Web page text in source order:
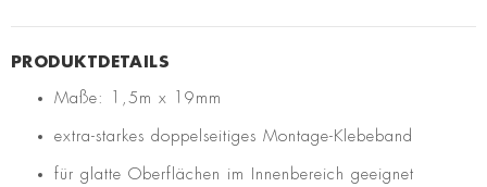
Maße: 1,5m x 19mm
extra-starkes doppelseitiges Montage-Klebeband
für glatte Oberflächen im Innenbereich geeignet